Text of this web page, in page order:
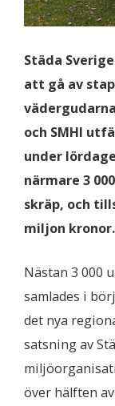
Städa
att gå av
och SMHI
under
närmare 3
skräp, och
miljon kronor.
Nästan 3 000
samlades i
det nya
satsning av
över hälften